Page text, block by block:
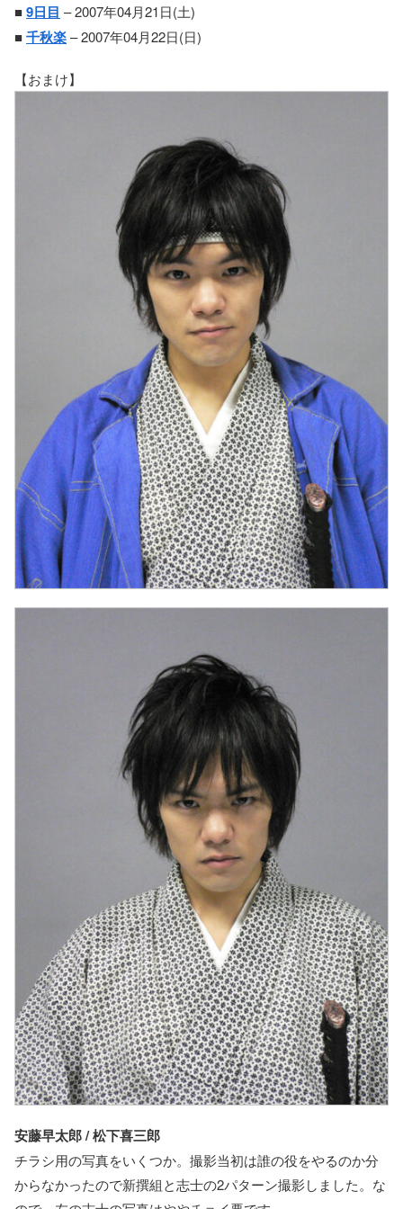
■9日目 – 2007年04月21日(土)
■千秋楽– 2007年04月22日(日)
【おまけ】
安藤早太郎 / 松下喜三郎
チラシ用の写真をいくつか。撮影当初は誰の役をやるのか分
からなかったので新撰組と志士の2パターン撮影しました。な